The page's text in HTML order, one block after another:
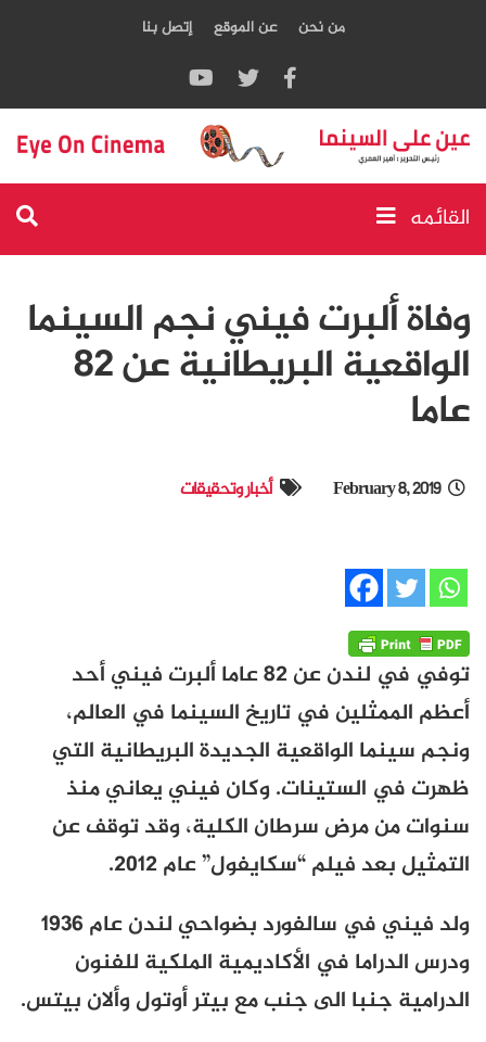
من نحن عن الموقع إتصل بنا
القائمه
وفاة ألبرت فيني نجم السينما
الواقعية البريطانية عن 82
عاما
February 8, 2019 أخبار وتحقيقات
توفي في لندن عن 82 عاما ألبرت فيني أحد
أعظم الممثلين في تاريخ السينما في العالم،
ونجم سينما الواقعية الجديدة البريطانية التي
ظهرت في الستينات. وكان فيني يعاني منذ
سنوات من مرض سرطان الكلية، وقد توقف عن
التمثيل بعد فيلم “سكايفول” عام 2012.
ولد فيني في سالفورد بضواحي لندن عام 1936
ودرس الدراما في الأكاديمية الملكية للفنون
الدرامية جنبا الى جنب مع بيتر أوتول وألان بيتس.